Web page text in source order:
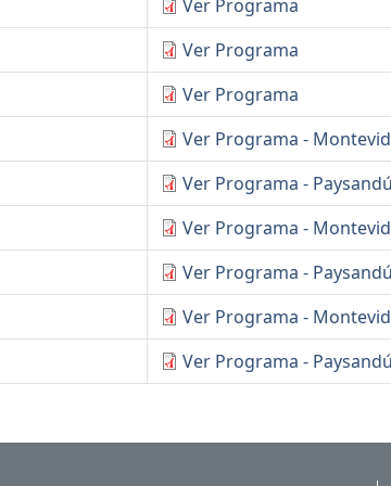
Ver Programa
Ver Programa
Ver Programa
Ver Programa -
Ver Programa - Paysandú
Ver Programa -
Ver Programa - Paysandú
Ver Programa -
Ver Programa - Paysandú